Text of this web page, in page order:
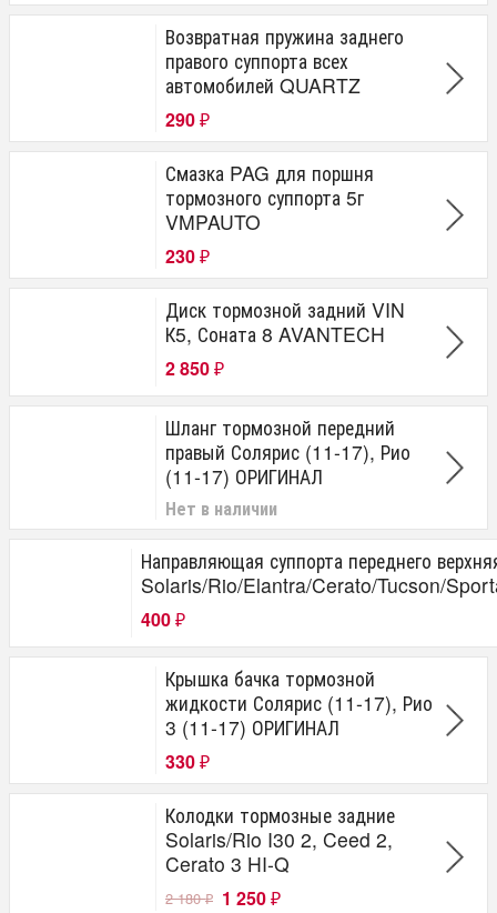
Возвратная пружина заднего
правого суппорта всех
автомобилей QUARTZ
290 ₽
Смазка PAG для поршня
тормозного суппорта 5г
VMPAUTO
230 ₽
Диск тормозной задний VIN
К5, Соната 8 AVANTECH
2 850 ₽
Шланг тормозной передний
правый Солярис (11-17), Рио
(11-17) ОРИГИНАЛ
Нет в наличии
Направляющая суппорта переднего
Solaris/Rio/Elantra/Cerato/Tucson/
400 ₽
Крышка бачка тормозной
жидкости Солярис (11-17), Рио
3 (11-17) ОРИГИНАЛ
330 ₽
Колодки тормозные задние
Solaris/Rio I30 2, Ceed 2,
Cerato 3 HI-Q
2 180₽ 1 250 ₽